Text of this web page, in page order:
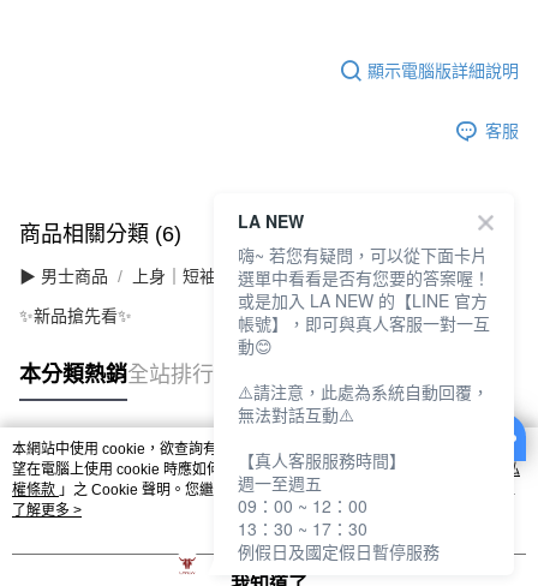
顯示電腦版詳細說明
客服
商品相關分類 (6) 查看全部
▶ 男士商品 上身｜短袖
✨新品搶先看✨
本分類熱銷全站排行
熱門標籤
本網站中使用 cookie，欲查詢有關本網站使用 cookie 方式之詳情，及若您不希
望在電腦上使用 cookie 時應如何變更電腦的 cookie 設定，請參閱本網站「
隱私
權條款 」之 Cookie 聲明。您繼續使用本網站即表示您同意本公司得按本網站使
用條款之 Cookie 聲明使用 cookie。
了解更多 >
LA NEW
嗨~ 若您有疑問，可以從下面卡片
選單中看看是否有您要的答案喔！
或是加入 LA NEW 的【LINE 官方
帳號】，即可與真人客服一對一互
動😊
⚠️請注意，此處為系統自動回覆，
無法對話互動⚠️
【真人客服服務時間】
週一至週五
09：00 ~ 12：00
13：30 ~ 17：30
例假日及國定假日暫停服務